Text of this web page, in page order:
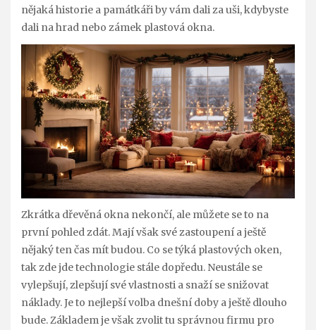
nějaká historie a památkáři by vám dali za uši, kdybyste
dali na hrad nebo zámek plastová okna.
Zkrátka dřevěná okna nekončí, ale můžete se to na
první pohled zdát. Mají však své zastoupení a ještě
nějaký ten čas mít budou. Co se týká plastových oken,
tak zde jde technologie stále dopředu. Neustále se
vylepšují, zlepšují své vlastnosti a snaží se snižovat
náklady. Je to nejlepší volba dnešní doby a ještě dlouho
bude. Základem je však zvolit tu správnou firmu pro